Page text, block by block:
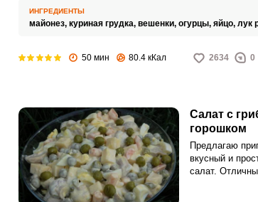
ИНГРЕДИЕНТЫ
майонез, куриная грудка, вешенки, огурцы, яйцо, лук
50 мин 80.4 кКал 2634 0
Салат с
горошком
Предлагаю
вкусный и
салат.